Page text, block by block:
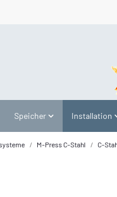
Speicher Installation
M-Press C-Stahl C-